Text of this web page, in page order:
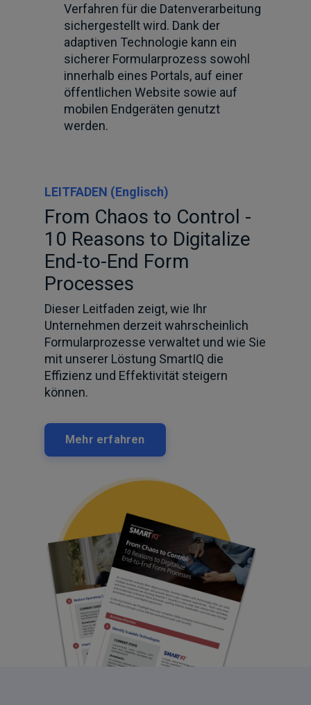
Verfahren für die Datenverarbeitung
sichergestellt wird. Dank der
adaptiven Technologie kann ein
sicherer Formularprozess sowohl
innerhalb eines Portals, auf einer
öffentlichen Website sowie auf
mobilen Endgeräten genutzt
werden.
LEITFADEN (Englisch)
From Chaos to Control -
10 Reasons to Digitalize
End-to-End Form
Processes
Dieser Leitfaden zeigt, wie Ihr
Unternehmen derzeit wahrscheinlich
Formularprozesse verwaltet und wie Sie
mit unserer Löstung SmartIQ die
Effizienz und Effektivität steigern
können.
Mehr erfahren